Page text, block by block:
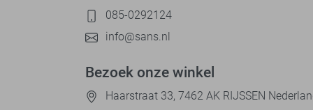
085-0292124
info@sans.nl
Bezoek onze winkel
Haarstraat 33, 7462 AK RIJSSEN